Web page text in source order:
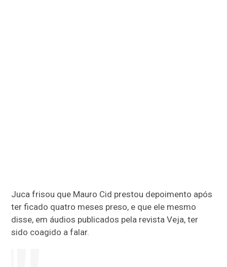
Juca frisou que Mauro Cid prestou depoimento após
ter ficado quatro meses preso, e que ele mesmo
disse, em áudios publicados pela revista Veja, ter
sido coagido a falar.